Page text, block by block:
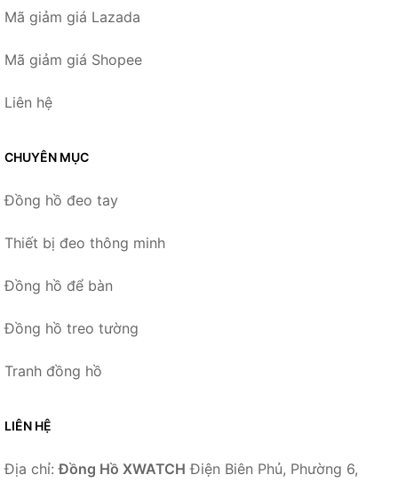
Mã giảm giá Lazada
Mã giảm giá Shopee
Liên hệ
CHUYÊN MỤC
Đồng hồ đeo tay
Thiết bị đeo thông minh
Đồng hồ để bàn
Đồng hồ treo tường
Tranh đồng hồ
LIÊN HỆ
Địa chỉ:Đồng Hồ XWATCH Điện Biên Phủ, Phường 6,